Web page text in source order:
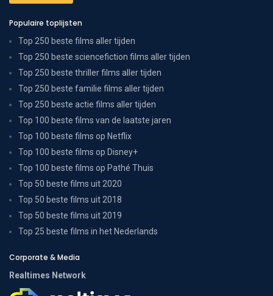
Populaire toplijsten
Top 250 beste films aller tijden
Top 250 beste sciencefiction films aller tijden
Top 250 beste thriller films aller tijden
Top 250 beste familie films aller tijden
Top 250 beste actie films aller tijden
Top 100 beste films van de laatste jaren
Top 100 beste films op Netflix
Top 100 beste films op Disney+
Top 100 beste films op Pathé Thuis
Top 50 beste films uit 2020
Top 50 beste films uit 2018
Top 50 beste films uit 2019
Top 25 beste films in het Nederlands
Corporate & Media
Realtimes Network